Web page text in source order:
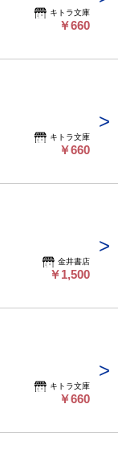
キトラ文庫
￥660
キトラ文庫
￥660
金井書店
￥1,500
キトラ文庫
￥660